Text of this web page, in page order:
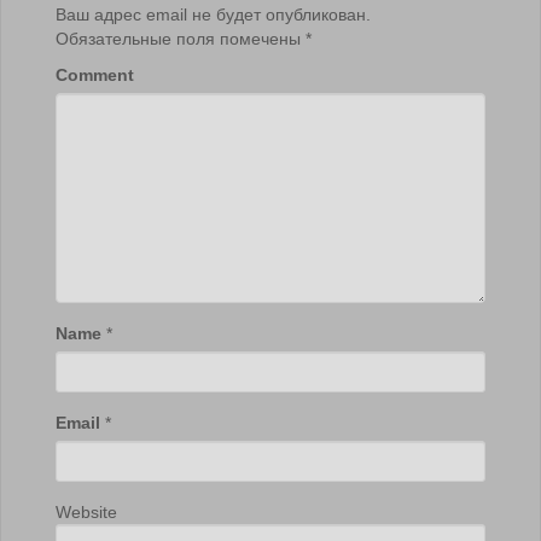
Ваш адрес email не будет опубликован.
Обязательные поля помечены *
Comment
Name *
Email *
Website